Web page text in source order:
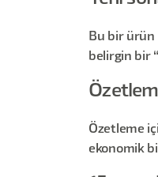
Bu bir ürün
belirgin bir
Özetleme
ekonomik